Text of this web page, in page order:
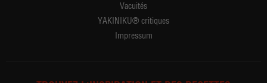
Vacuités
YAKINIKU® critiques
Impressum